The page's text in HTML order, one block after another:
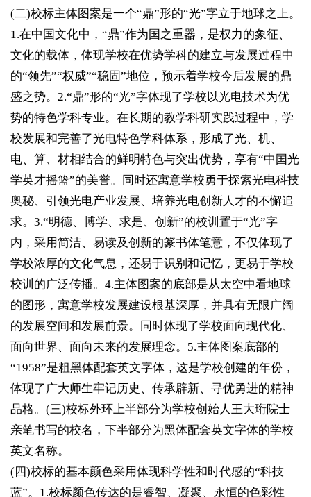
(二)校标主体图案是一个“鼎”形的“光”字立于地球之上。
1.在中国文化中，“鼎”作为国之重器，是权力的象征、
文化的载体，体现学校在优势学科的建立与发展过程中
的“领先”“权威”“稳固”地位，预示着学校今后发展的鼎
盛之势。2.“鼎”形的“光”字体现了学校以光电技术为优
势的特色学科专业。在长期的教学科研实践过程中，学
校发展和完善了光电特色学科体系，形成了光、机、
电、算、材相结合的鲜明特色与突出优势，享有“中国光
学英才摇篮”的美誉。同时还寓意学校勇于探索光电科技
奥秘、引领光电产业发展、培养光电创新人才的不懈追
求。3.“明德、博学、求是、创新”的校训置于“光”字
内，采用简洁、易读及创新的篆书体笔意，不仅体现了
学校浓厚的文化气息，还易于识别和记忆，更易于学校
校训的广泛传播。4.主体图案的底部是从太空中看地球
的图形，寓意学校发展建设根基深厚，并具有无限广阔
的发展空间和发展前景。同时体现了学校面向现代化、
面向世界、面向未来的发展理念。5.主体图案底部的
“1958”是粗黑体配套英文字体，这是学校创建的年份，
体现了广大师生牢记历史、传承辟新、寻优勇进的精神
品格。(三)校标外环上半部分为学校创始人王大珩院士
亲笔书写的校名，下半部分为黑体配套英文字体的学校
英文名称。
(四)校标的基本颜色采用体现科学性和时代感的“科技
蓝”。1.校标颜色传达的是睿智、凝聚、永恒的色彩性